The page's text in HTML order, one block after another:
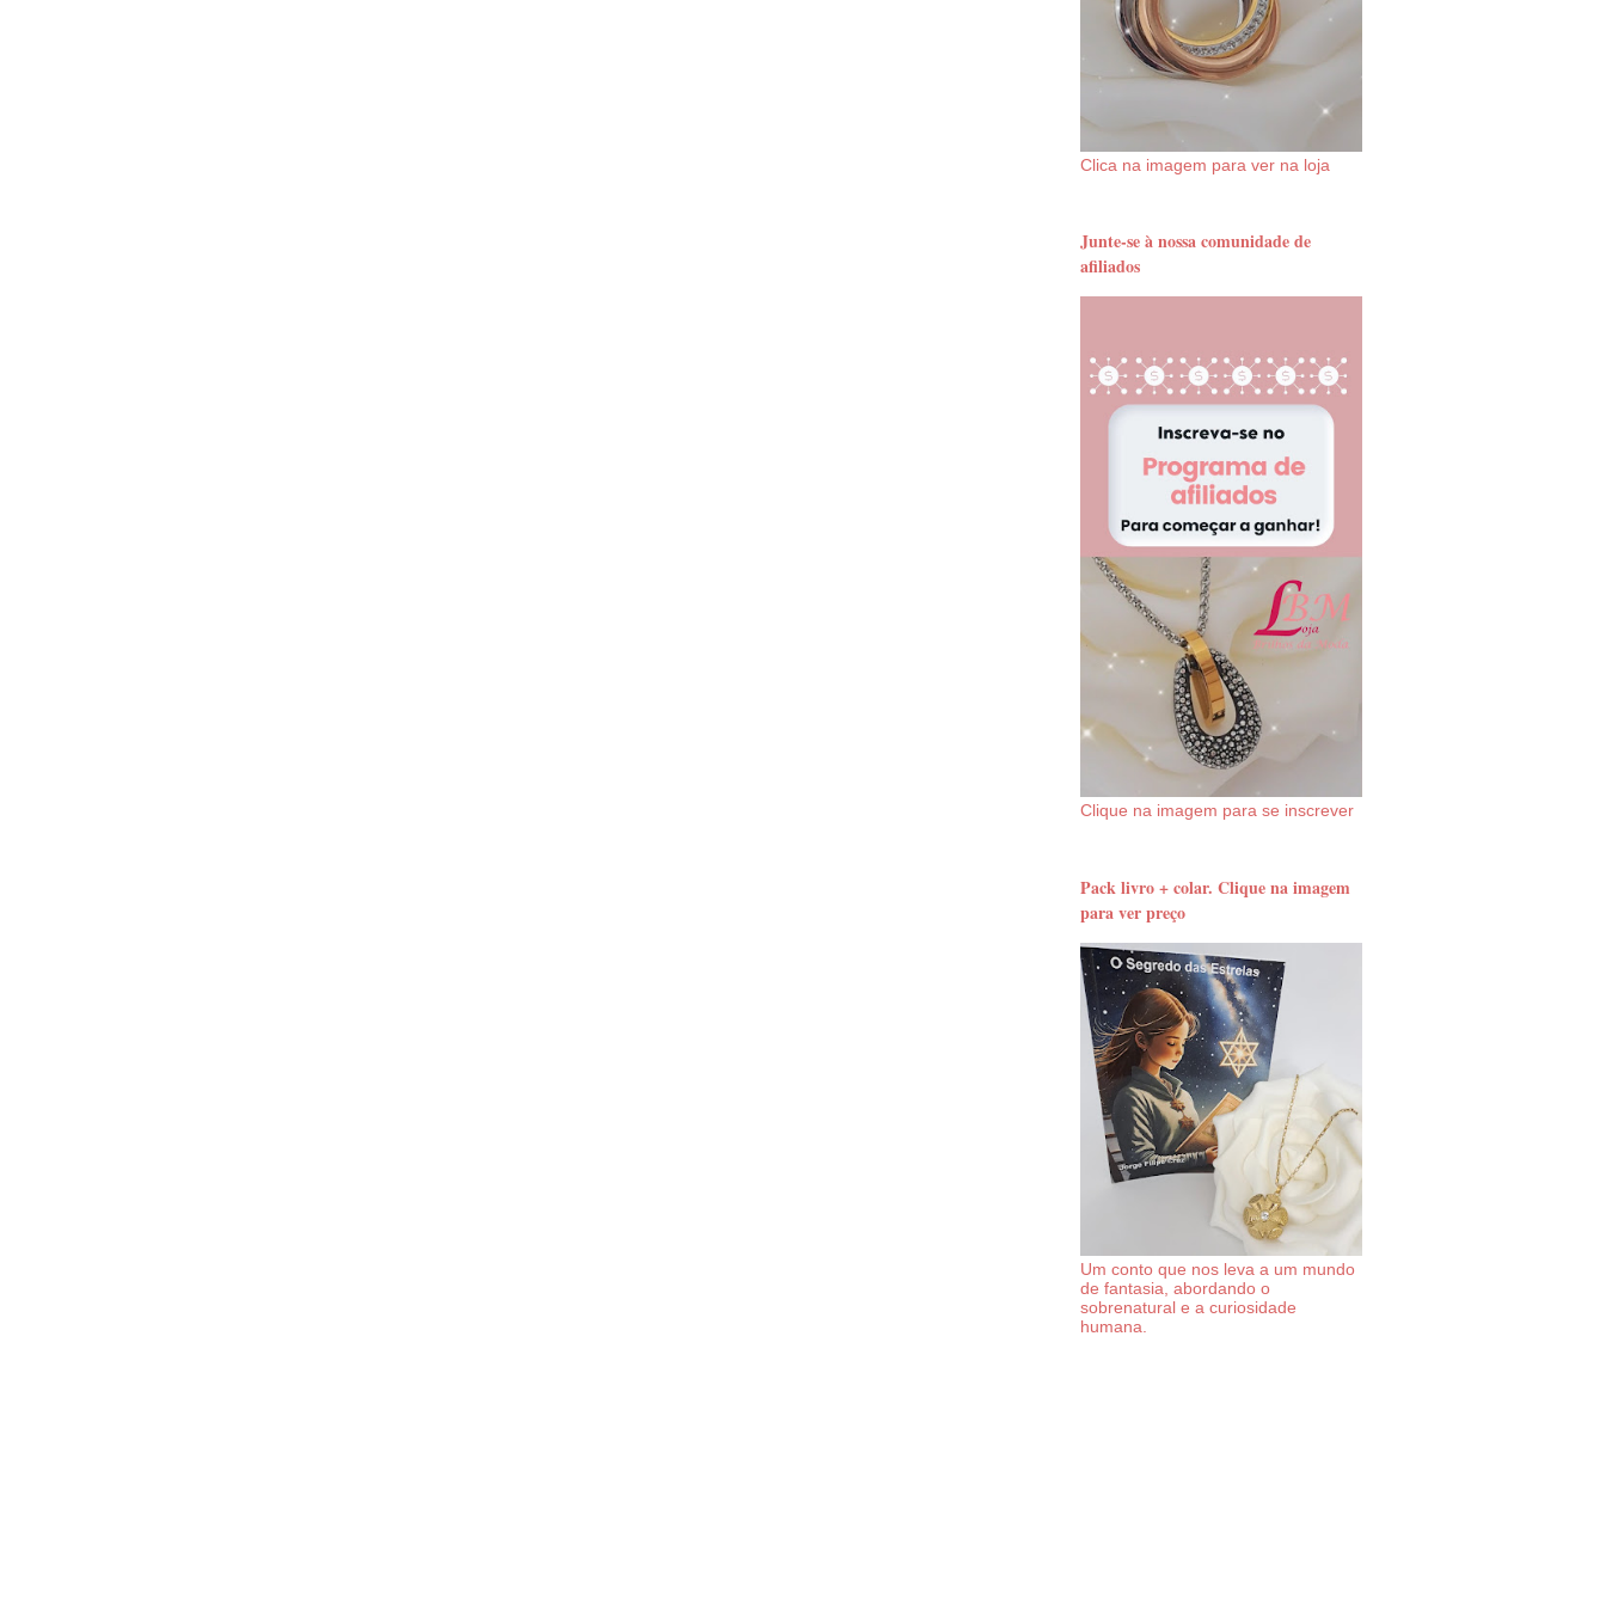
Clica na imagem para ver na loja
Junte-se à nossa comunidade de
afiliados
Clique na imagem para se inscrever
Pack livro + colar. Clique na imagem
para ver preço
Um conto que nos leva a um mundo
de fantasia, abordando o
sobrenatural e a curiosidade
humana.